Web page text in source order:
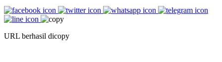
URL berhasil dicopy